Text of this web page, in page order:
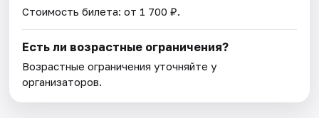
Стоимость билета: от 1 700 ₽.
Есть ли возрастные ограничения?
Возрастные ограничения уточняйте у
организаторов.